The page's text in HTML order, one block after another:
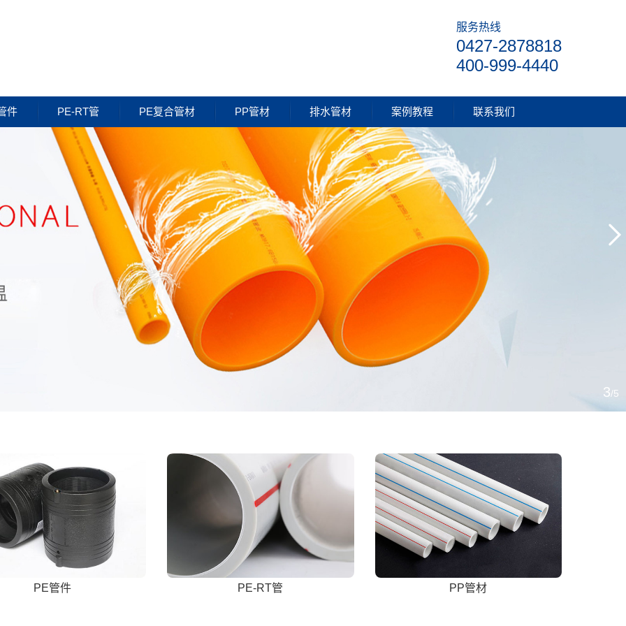
服务热线
0427-2878818
400-999-4440
件 PE-RT管 PE复合管材 PP管材 排水管材 案例教程 联系我们
3/5
PE管件 PE-RT管 PP管材